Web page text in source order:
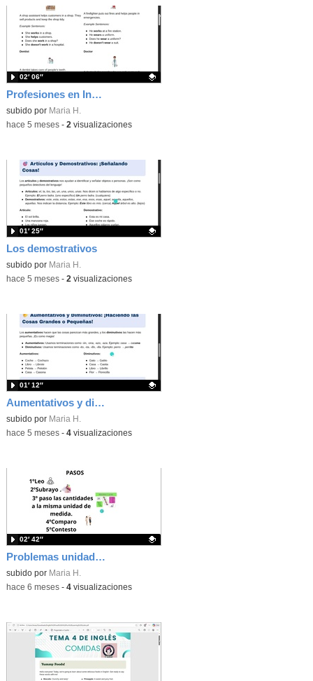
Profesiones en Inglés
Contenido educativo.
subido por Maria H.
02′ 06″
-hace 5 meses- 2 visualizaciones
Los demostrativos
Contenido educativo.
subido por Maria H.
01′ 25″
-hace 5 meses- 2 visualizaciones
Aumentativos y diminutivos
Contenido educativo.
subido por Maria H.
01′ 12″
-hace 5 meses- 4visualizaciones
Problemas unidades de medida
Contenido educativo.
subido por Maria H.
02′ 42″
-hace 6 meses- 4visualizaciones